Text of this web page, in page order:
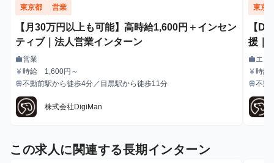
東京都 営業
【月30万円以上も可能】高時給1,600円＋インセン
ティブ｜法人営業インターン
職種
work営業
給与
currency_yen 時給 1,600円～
最寄駅
train不動前駅から徒歩4分／目黒駅から徒歩11分
株式会社DigiMan
東京
【
援｜
職種
workエン
給与
currency_yen 時給
最寄駅
train不動
この求人に関連する長期インターン